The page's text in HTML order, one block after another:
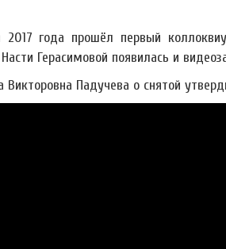
2017 года прошёл первый
Герасимовой появилась и
Викторовна Падучева о снятой